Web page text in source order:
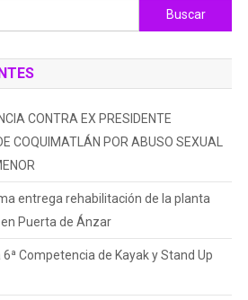
Buscar:
CONTRA EX PRESIDENTE
COQUIMATLÁN POR ABUSO SEXUAL
entrega rehabilitación de la planta
Puerta de Ánzar
Competencia de Kayak y Stand Up